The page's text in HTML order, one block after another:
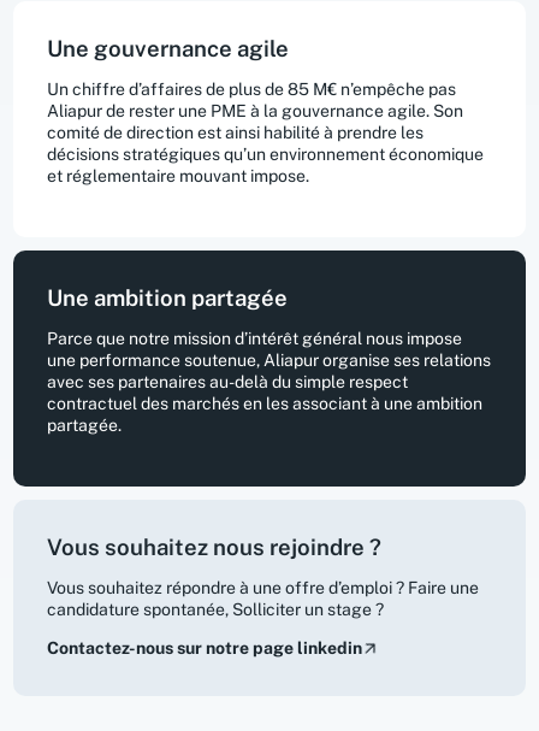
Une gouvernance agile
Un chiffre d’affaires de plus de 85 M€ n’empêche pas
Aliapur de rester une PME à la gouvernance agile. Son
comité de direction est ainsi habilité à prendre les
décisions stratégiques qu’un environnement économique
et réglementaire mouvant impose.
Une ambition partagée
Parce que notre mission d’intérêt général nous impose
une performance soutenue, Aliapur organise ses relations
avec ses partenaires au-delà du simple respect
contractuel des marchés en les associant à une ambition
partagée.
Vous souhaitez nous rejoindre ?
Vous souhaitez répondre à une offre d’emploi ? Faire une
candidature spontanée, Solliciter un stage ?
Contactez-nous sur notre page linkedin